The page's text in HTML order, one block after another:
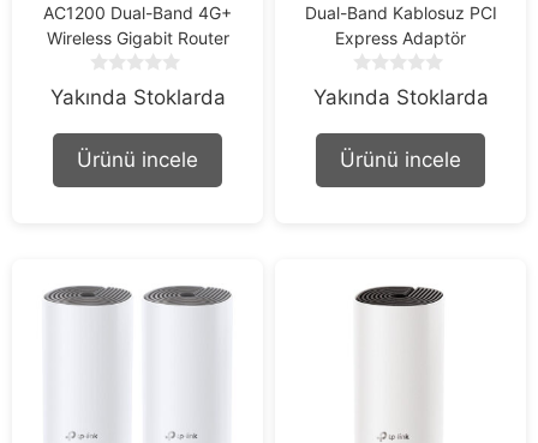
AC1200 Dual-Band 4G+
Wireless Gigabit Router
o
o
f
Yakında Stoklarda
Ürünü incele
Dual-Band Kablosuz PCI
Express Adaptör
o
o
f
Yakında Stoklarda
Ürünü incele